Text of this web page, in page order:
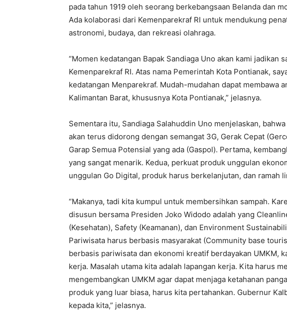
pada tahun 1919 oleh seorang berkebangsaan Belanda dan
Ada kolaborasi dari Kemenparekraf RI untuk mendukung
astronomi, budaya, dan rekreasi olahraga.
“Momen kedatangan Bapak Sandiaga Uno akan kami jadikan
Kemenparekraf RI. Atas nama Pemerintah Kota Pontianak,
kedatangan Menparekraf. Mudah-mudahan dapat membawa
Kalimantan Barat, khususnya Kota Pontianak,” jelasnya.
Sementara itu, Sandiaga Salahuddin Uno menjelaskan,
akan terus didorong dengan semangat 3G, Gerak Cepat
Garap Semua Potensial yang ada (Gaspol). Pertama,
yang sangat menarik. Kedua, perkuat produk unggulan
unggulan Go Digital, produk harus berkelanjutan, dan ramah
“Makanya, tadi kita kumpul untuk membersihkan sampah.
disusun bersama Presiden Joko Widodo adalah yang
(Kesehatan), Safety (Keamanan), dan Environment
Pariwisata harus berbasis masyarakat (Community base
berbasis pariwisata dan ekonomi kreatif berdayakan UMKM,
kerja. Masalah utama kita adalah lapangan kerja. Kita harus
mengembangkan UMKM agar dapat menjaga ketahanan
produk yang luar biasa, harus kita pertahankan. Gubernur
kepada kita,” jelasnya.